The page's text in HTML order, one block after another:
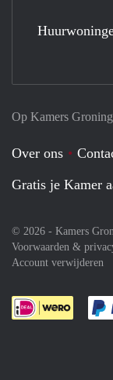
Op Kamers
Over ons
Gratis je Kamer
© 2026 - Kamers
Voorwaarden &
Account verwijderen